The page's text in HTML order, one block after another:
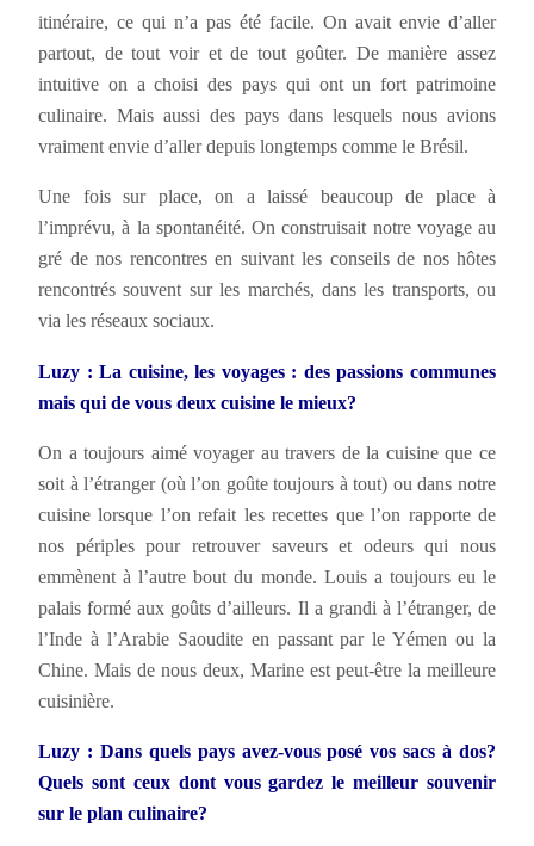
itinéraire, ce qui n’a pas été facile. On avait envie d’aller
partout, de tout voir et de tout goûter. De manière assez
intuitive on a choisi des pays qui ont un fort patrimoine
culinaire. Mais aussi des pays dans lesquels nous avions
vraiment envie d’aller depuis longtemps comme le Brésil.
Une fois sur place, on a laissé beaucoup de place à
l’imprévu, à la spontanéité. On construisait notre voyage au
gré de nos rencontres en suivant les conseils de nos hôtes
rencontrés souvent sur les marchés, dans les transports, ou
via les réseaux sociaux.
Luzy : La cuisine, les voyages : des passions communes
mais qui de vous deux cuisine le mieux?
On a toujours aimé voyager au travers de la cuisine que ce
soit à l’étranger (où l’on goûte toujours à tout) ou dans notre
cuisine lorsque l’on refait les recettes que l’on rapporte de
nos périples pour retrouver saveurs et odeurs qui nous
emmènent à l’autre bout du monde. Louis a toujours eu le
palais formé aux goûts d’ailleurs. Il a grandi à l’étranger, de
l’Inde à l’Arabie Saoudite en passant par le Yémen ou la
Chine. Mais de nous deux, Marine est peut-être la meilleure
cuisinière.
Luzy : Dans quels pays avez-vous posé vos sacs à dos?
Quels sont ceux dont vous gardez le meilleur souvenir
sur le plan culinaire?